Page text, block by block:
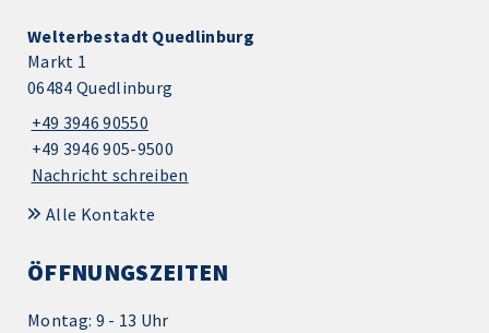
Welterbestadt Quedlinburg
Markt 1
06484 Quedlinburg
+49 3946 90550
+49 3946 905-9500
Nachricht schreiben
Alle Kontakte
ÖFFNUNGSZEITEN
Montag: 9 - 13 Uhr